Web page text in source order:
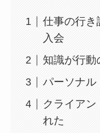
仕事の行き
入会
知識が行動
パーソナル
クライア
れた